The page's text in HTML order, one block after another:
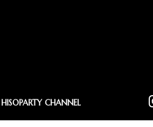
HISOPARTY CHANNEL